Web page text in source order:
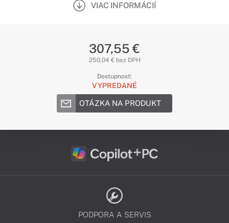
VIAC INFORMÁCIÍ
307,55 €
250,04 € bez DPH
Dostupnosť:
VYPREDANÉ
OTÁZKA NA PRODUKT
PODPORA A SERVIS